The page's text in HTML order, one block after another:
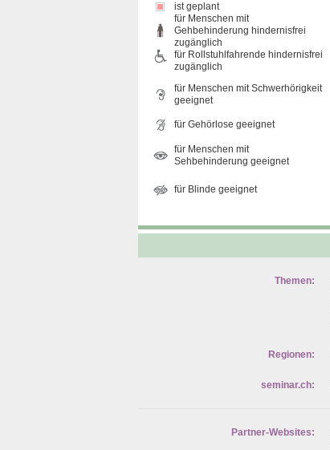
ist geplant
für Menschen mit
Gehbehinderung hindernisfrei
zugänglich
für Rollstuhlfahrende hindernisfrei
zugänglich
für Menschen mit Schwerhörigkeit
geeignet
für Gehörlose geeignet
für Menschen mit
Sehbehinderung geeignet
für Blinde geeignet
Themen:
Regionen:
seminar.ch:
Partner-Websites: